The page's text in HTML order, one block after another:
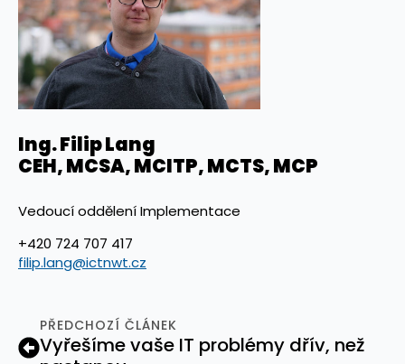
Ing. Filip Lang
CEH, MCSA, MCITP, MCTS, MCP
Vedoucí oddělení Implementace
+420 724 707 417
filip.lang@ictnwt.cz
PŘEDCHOZÍ ČLÁNEK
Vyřešíme vaše IT problémy dřív, než